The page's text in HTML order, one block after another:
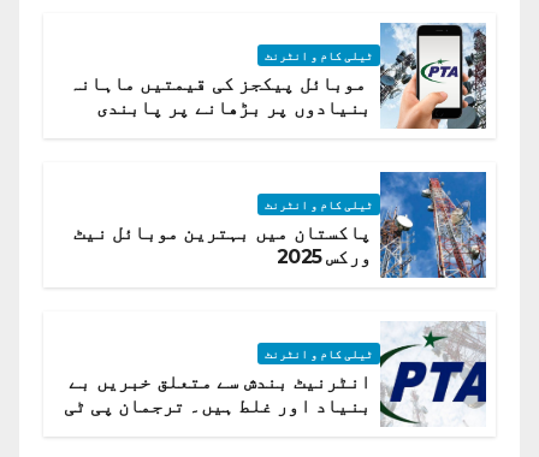
ٹیلی کام و انٹرنٹ
موبائل پیکجز کی قیمتیں ماہانہ
بنیادوں پر بڑھانے پر پابندی
ٹیلی کام و انٹرنٹ
پاکستان میں بہترین موبائل نیٹ
ورکس 2025
ٹیلی کام و انٹرنٹ
انٹرنیٹ بندش سے متعلق خبریں بے
بنیاد اور غلط ہیں۔ ترجمان پی ٹی